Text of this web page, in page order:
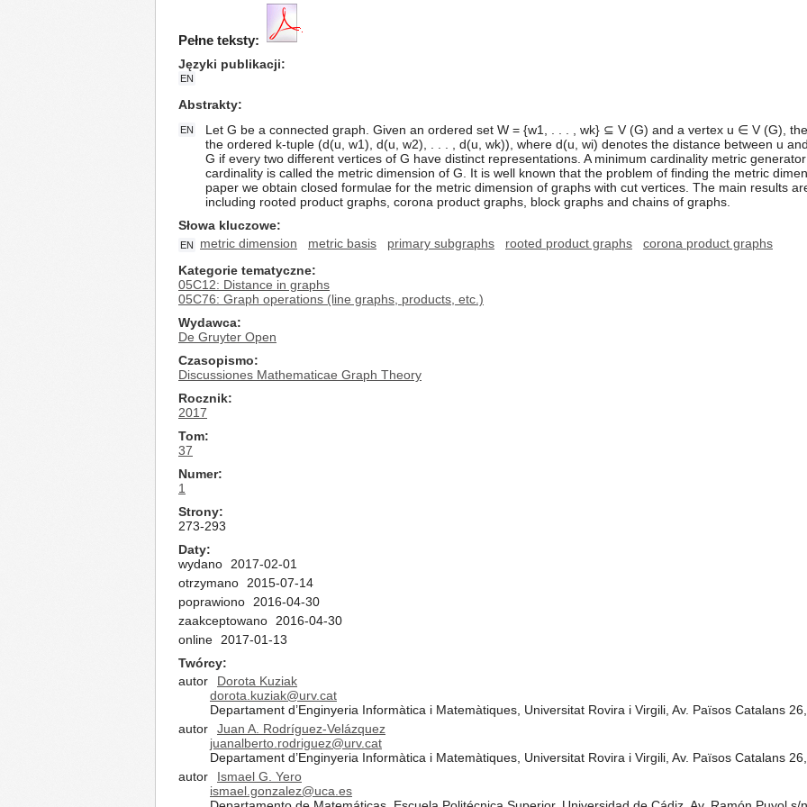
Pełne teksty:
Języki publikacji
EN
Abstrakty
EN
Let G be a connected graph. Given an ordered set W = {w1, . . . , wk} ⊆ V (G) and a vertex u ∈ V (G),
the ordered k-tuple (d(u, w1), d(u, w2), . . . , d(u, wk)), where d(u, wi) denotes the distance between u
G if every two different vertices of G have distinct representations. A minimum cardinality metric
cardinality is called the metric dimension of G. It is well known that the problem of finding the metric
paper we obtain closed formulae for the metric dimension of graphs with cut vertices. The main results
including rooted product graphs, corona product graphs, block graphs and chains of graphs.
Słowa kluczowe
EN metric dimension metric basis primary subgraphs rooted product graphs
corona product graphs
Kategorie tematyczne
05C12: Distance in graphs
05C76: Graph operations (line graphs, products, etc.)
Wydawca
De Gruyter Open
Czasopismo
Discussiones Mathematicae Graph Theory
Rocznik
2017
Tom
37
Numer
1
Strony
273-293
Daty
wydano
2017-02-01
otrzymano
2015-07-14
poprawiono
2016-04-30
zaakceptowano
2016-04-30
online
2017-01-13
Twórcy
autor
Dorota Kuziak
dorota.kuziak@urv.cat
Departament d’Enginyeria Informàtica i Matemàtiques, Universitat Rovira i Virgili, Av. Països Catalans
autor
Juan A. Rodríguez-Velázquez
juanalberto.rodriguez@urv.cat
Departament d’Enginyeria Informàtica i Matemàtiques, Universitat Rovira i Virgili, Av. Països Catalans
autor
Ismael G. Yero
ismael.gonzalez@uca.es